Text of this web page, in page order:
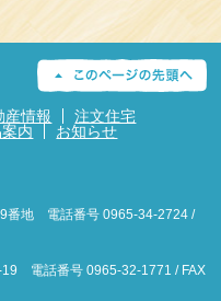
産情報
注文住宅
内 お知らせ
番地 電話番号 0965-34-2724 /
19 電話番号 0965-32-1771 / FAX